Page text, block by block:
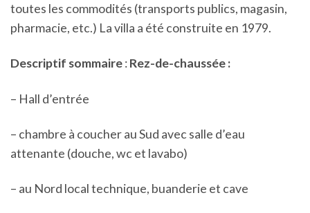
toutes les commodités (transports publics, magasin,
pharmacie, etc.) La villa a été construite en 1979.
Descriptif sommaire:Rez-de-chaussée :
– Hall d’entrée
– chambre à coucher au Sud avec salle d’eau
attenante (douche, wc et lavabo)
– au Nord local technique, buanderie et cave